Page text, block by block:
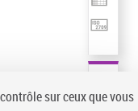
sur ceux que vous